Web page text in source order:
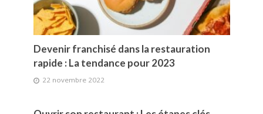
Devenir franchisé dans la restauration
rapide : La tendance pour 2023
22 novembre 2022